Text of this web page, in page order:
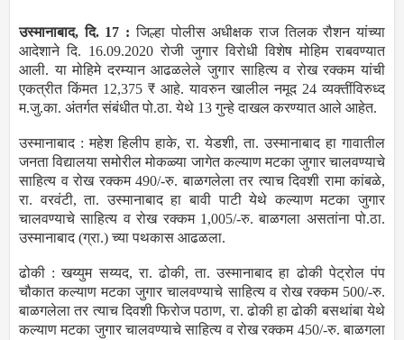
उस्मानाबाद, दि. 17 :जिल्हा पोलीस अधीक्षक राज तिलक रौशन यांच्या
आदेशाने दि. 16.09.2020 रोजी जुगार विरोधी विशेष मोहिम राबवण्यात
आली. या मोहिमे दरम्यान आढळलेले जुगार साहित्य व रोख रक्कम यांची
एकत्रीत किंमत 12,375 ₹ आहे. यावरुन खालील नमूद 24 व्यक्तींविरुध्द
म.जु.का. अंतर्गत संबंधीत पो.ठा. येथे 13 गुन्हे दाखल करण्यात आले आहेत.
उस्मानाबाद : महेश हिलीप हाके, रा. येडशी, ता. उस्मानाबाद हा गावातील
जनता विद्यालया समोरील मोकळ्या जागेत कल्याण मटका जुगार चालवण्याचे
साहित्य व रोख रक्कम 490/-रु. बाळगलेला तर त्याच दिवशी रामा कांबळे,
रा. वरवंटी, ता. उस्मानाबाद हा बावी पाटी येथे कल्याण मटका जुगार
चालवण्याचे साहित्य व रोख रक्कम 1,005/-रु. बाळगला असतांना पो.ठा.
उस्मानाबाद (ग्रा.) च्या पथकास आढळला.
ढोकी : खय्युम सय्यद, रा. ढोकी, ता. उस्मानाबाद हा ढोकी पेट्रोल पंप
चौकात कल्याण मटका जुगार चालवण्याचे साहित्य व रोख रक्कम 500/-रु.
बाळगलेला तर त्याच दिवशी फिरोज पठाण, रा. ढोकी हा ढोकी बसथांबा येथे
कल्याण मटका जुगार चालवण्याचे साहित्य व रोख रक्कम 450/-रु. बाळगला